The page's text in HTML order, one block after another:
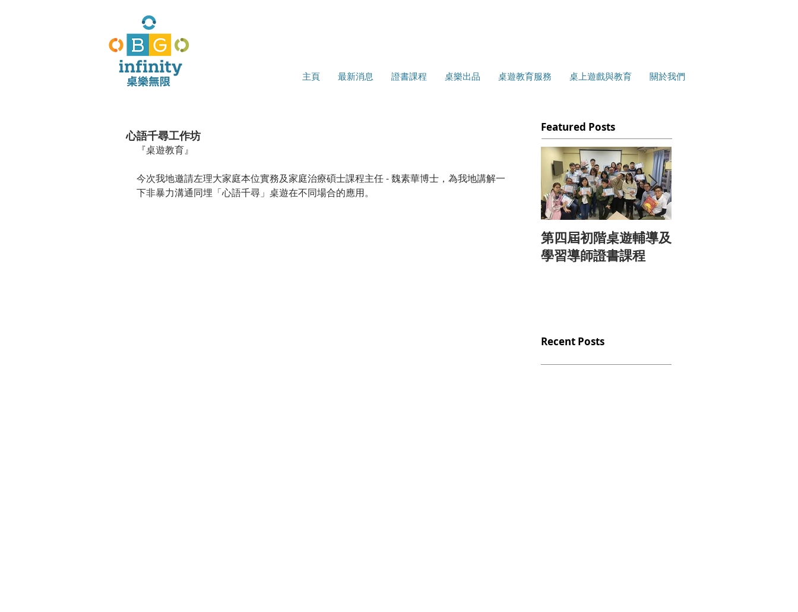
主頁 最新消息 證書課程 桌樂出品 桌遊教育服務 桌上遊戲與教育 關於我們
心語千尋工作坊
『桌遊教育』
今次我地邀請左理大家庭本位實務及家庭治療碩士課程主任 - 魏素華博士，為我地講解一
下非暴力溝通同埋「心語千尋」桌遊在不同場合的應用。
Featured Posts
第四屆初階桌遊輔導及
學習導師證書課程
Recent Posts